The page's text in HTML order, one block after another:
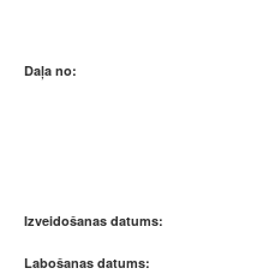
Daļa no:
Izveidošanas datums:
Labošanas datums: